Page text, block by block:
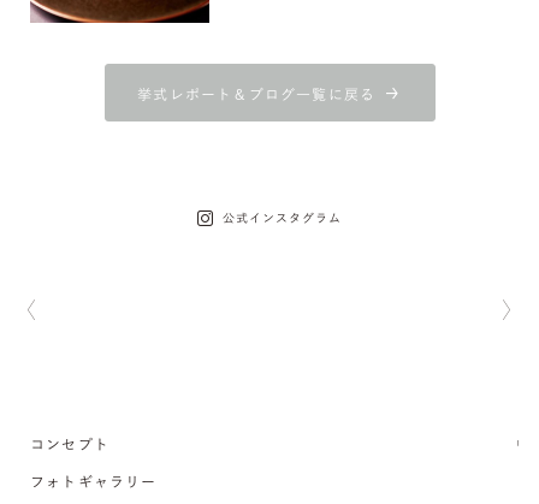
挙式レポート＆ブログ一覧に戻る
公式インスタグラム
コンセプト
フォトギャラリー